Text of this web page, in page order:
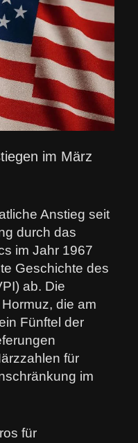
im März
Anstieg seit
durch das
im Jahr 1967
Geschichte des
ab. Die
die am
Fünftel der
für
im
für